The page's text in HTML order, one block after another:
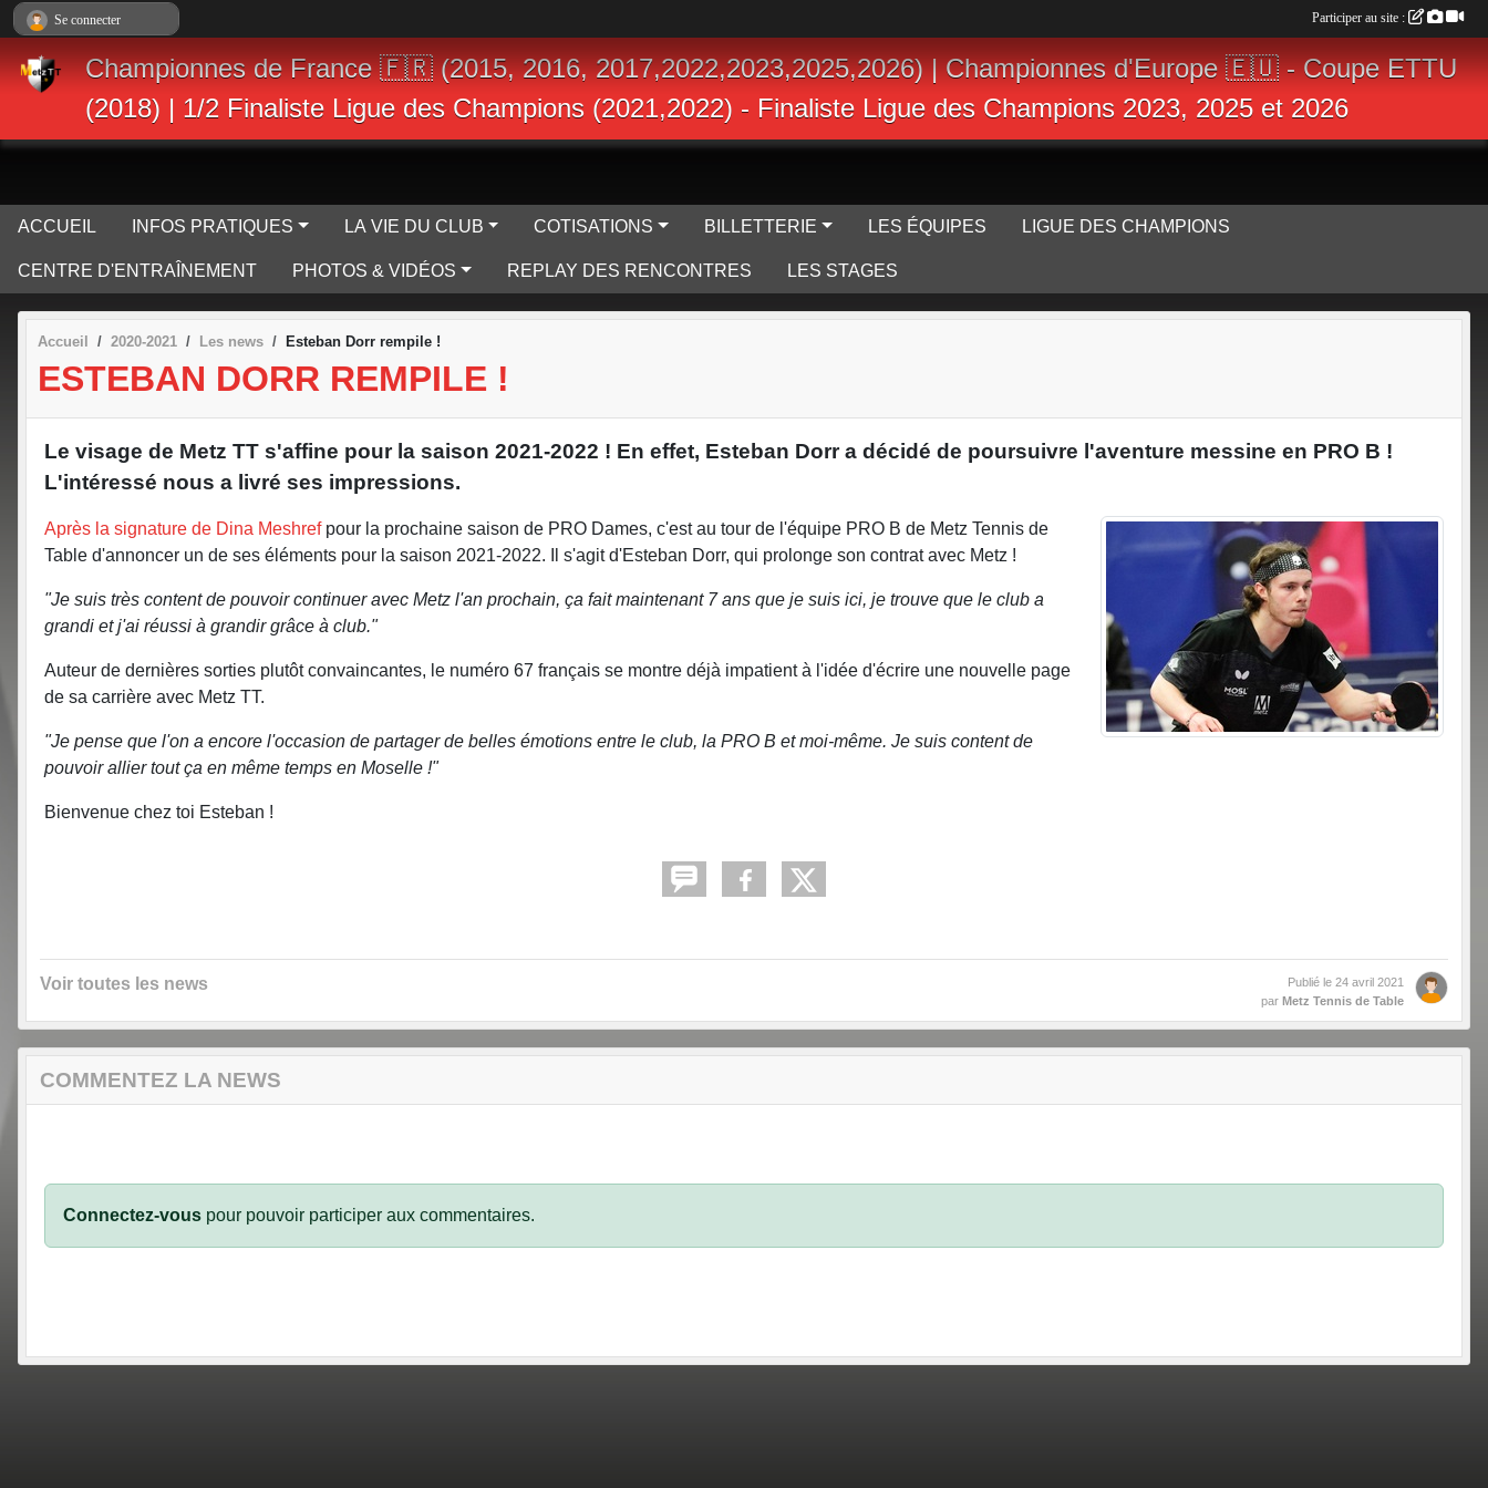
Championnes de France 🇫🇷 (2015, 2016, 2017,2022,2023,2025,2026) | Championnes d'Europe 🇪🇺 - Coupe ETTU
(2018) | 1/2 Finaliste Ligue des Champions (2021,2022) - Finaliste Ligue des Champions 2023, 2025 et 2026
ACCUEIL INFOS PRATIQUES LA VIE DU CLUB COTISATIONS BILLETTERIE LES ÉQUIPES LIGUE DES CHAMPIONS
CENTRE D'ENTRAÎNEMENT PHOTOS & VIDÉOS REPLAY DES RENCONTRES LES STAGES
Accueil 2020-2021 Les news Esteban Dorr rempile !
ESTEBAN DORR REMPILE !
Le visage de Metz TT s'affine pour la saison 2021-2022 ! En effet, Esteban Dorr a décidé de poursuivre l'aventure messine en PRO B !
L'intéressé nous a livré ses impressions.
Après la signature de Dina Meshrefpour la prochaine saison de PRO Dames, c'est au tour de l'équipe PRO B de Metz Tennis de
Table d'annoncer un de ses éléments pour la saison 2021-2022. Il s'agit d'Esteban Dorr, qui prolonge son contrat avec Metz !
"Je suis très content de pouvoir continuer avec Metz l'an prochain, ça fait maintenant 7 ans que je suis ici, je trouve que le club a
grandi et j'ai réussi à grandir grâce à club."
Auteur de dernières sorties plutôt convaincantes, le numéro 67 français se montre déjà impatient à l'idée d'écrire une nouvelle page
de sa carrière avec Metz TT.
"Je pense que l'on a encore l'occasion de partager de belles émotions entre le club, la PRO B et moi-même. Je suis content de
pouvoir allier tout ça en même temps en Moselle !"
Bienvenue chez toi Esteban !
Voir toutes les news Publié le 24 avril 2021
par Metz Tennis de Table
COMMENTEZ LA NEWS
Connectez-vous pour pouvoir participer aux commentaires.
Se connecter Participer au site :
Panneau de gestion des cookies